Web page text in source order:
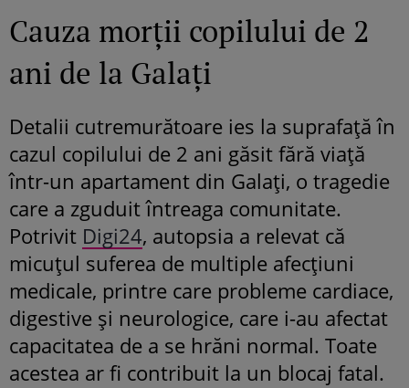
Cauza morții copilului de 2
ani de la Galați
Detalii cutremurătoare ies la suprafață în
cazul copilului de 2 ani găsit fără viață
într-un apartament din Galați, o tragedie
care a zguduit întreaga comunitate.
Potrivit Digi24, autopsia a relevat că
micuțul suferea de multiple afecțiuni
medicale, printre care probleme cardiace,
digestive și neurologice, care i-au afectat
capacitatea de a se hrăni normal. Toate
acestea ar fi contribuit la un blocaj fatal.